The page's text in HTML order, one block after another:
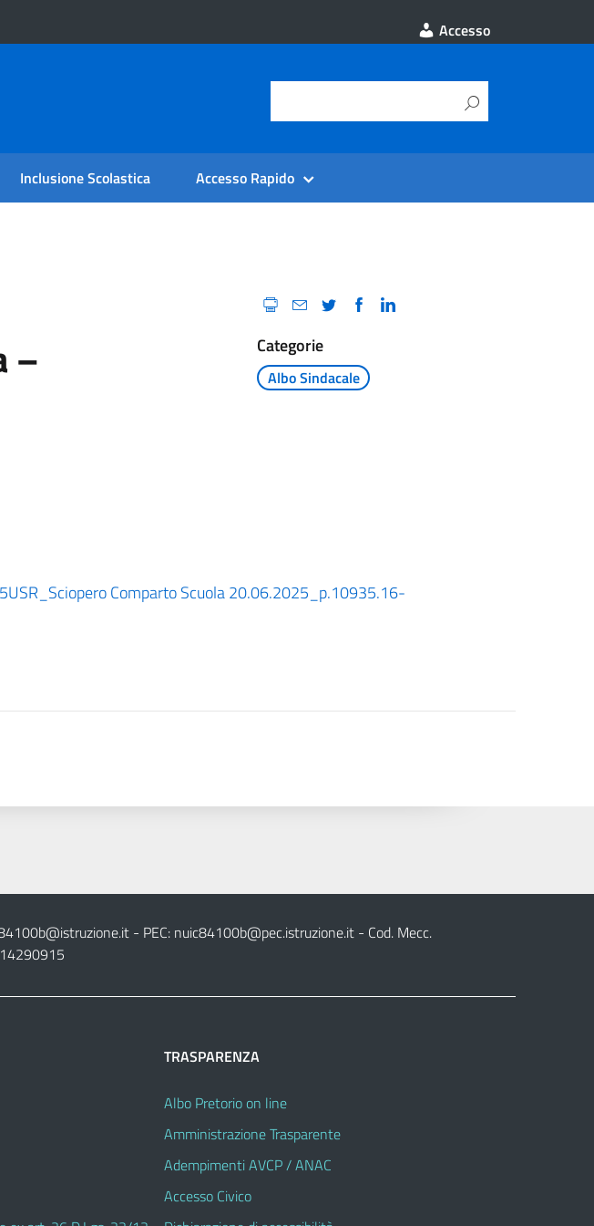
Accesso
Inclusione Scolastica Accesso Rapido
– Categorie
Albo Sindacale
USR_Sciopero Comparto Scuola 20.06.2025_p.10935.16-
- PEC: nuic84100b@pec.istruzione.it- Cod. Mecc.
TRASPARENZA
Albo Pretorio on line
Amministrazione Trasparente
Adempimenti AVCP / ANAC
Accesso Civico